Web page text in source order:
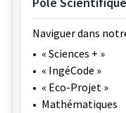
Naviguer dans
• « Sciences + »
• « IngéCode »
• « Eco-Projet »
• Mathématiques